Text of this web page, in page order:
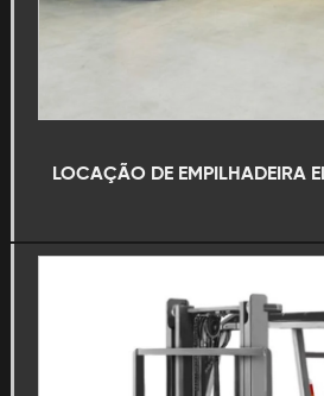
Aluguel de rolo compactador
Aluguel de rolo compactador pé de
Aluguel de scraper
LOCAÇÃO DE EMPILHADEIRA